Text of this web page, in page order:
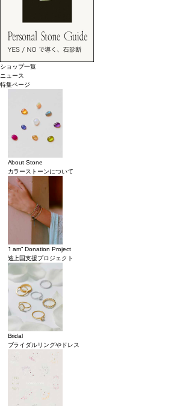
ショップ一覧
ニュース
特集ページ
About Stone
カラーストーンについて
“I am” Donation Project
途上国支援プロジェクト
Bridal
ブライダルリングやドレス